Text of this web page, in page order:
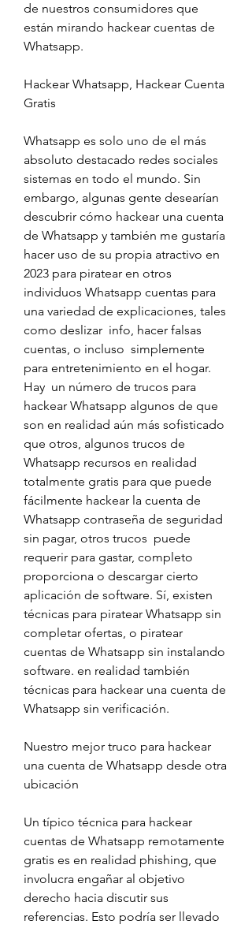
de nuestros consumidores que
están mirando hackear cuentas de
Whatsapp.
Hackear Whatsapp, Hackear Cuenta
Gratis
Whatsapp es solo uno de el más
absoluto destacado redes sociales
sistemas en todo el mundo. Sin
embargo, algunas gente desearían
descubrir cómo hackear una cuenta
de Whatsapp y también me gustaría
hacer uso de su propia atractivo en
2023 para piratear en otros
individuos Whatsapp cuentas para
una variedad de explicaciones, tales
como deslizar  info, hacer falsas
cuentas, o incluso  simplemente
para entretenimiento en el hogar.
Hay  un número de trucos para
hackear Whatsapp algunos de que
son en realidad aún más sofisticado
que otros, algunos trucos de
Whatsapp recursos en realidad
totalmente gratis para que puede
fácilmente hackear la cuenta de
Whatsapp contraseña de seguridad
sin pagar, otros trucos  puede
requerir para gastar, completo
proporciona o descargar cierto
aplicación de software. Sí, existen
técnicas para piratear Whatsapp sin
completar ofertas, o piratear
cuentas de Whatsapp sin instalando
software. en realidad también
técnicas para hackear una cuenta de
Whatsapp sin verificación.
Nuestro mejor truco para hackear
una cuenta de Whatsapp desde otra
ubicación
Un típico técnica para hackear
cuentas de Whatsapp remotamente
gratis es en realidad phishing, que
involucra engañar al objetivo
derecho hacia discutir sus
referencias. Esto podría ser llevado